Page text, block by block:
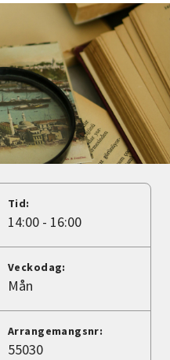
Tid:
14:00 - 16:00
Veckodag:
Mån
Arrangemangsnr:
55030